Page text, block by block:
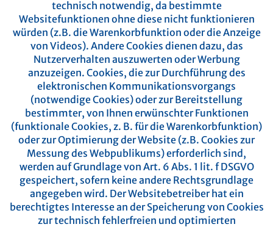
technisch notwendig, da bestimmte
Websitefunktionen ohne diese nicht funktionieren
würden (z.B. die Warenkorbfunktion oder die Anzeige
von Videos). Andere Cookies dienen dazu, das
Nutzerverhalten auszuwerten oder Werbung
anzuzeigen. Cookies, die zur Durchführung des
elektronischen Kommunikationsvorgangs
(notwendige Cookies) oder zur Bereitstellung
bestimmter, von Ihnen erwünschter Funktionen
(funktionale Cookies, z. B. für die Warenkorbfunktion)
oder zur Optimierung der Website (z.B. Cookies zur
Messung des Webpublikums) erforderlich sind,
werden auf Grundlage von Art. 6 Abs. 1 lit. f DSGVO
gespeichert, sofern keine andere Rechtsgrundlage
angegeben wird. Der Websitebetreiber hat ein
berechtigtes Interesse an der Speicherung von Cookies
zur technisch fehlerfreien und optimierten